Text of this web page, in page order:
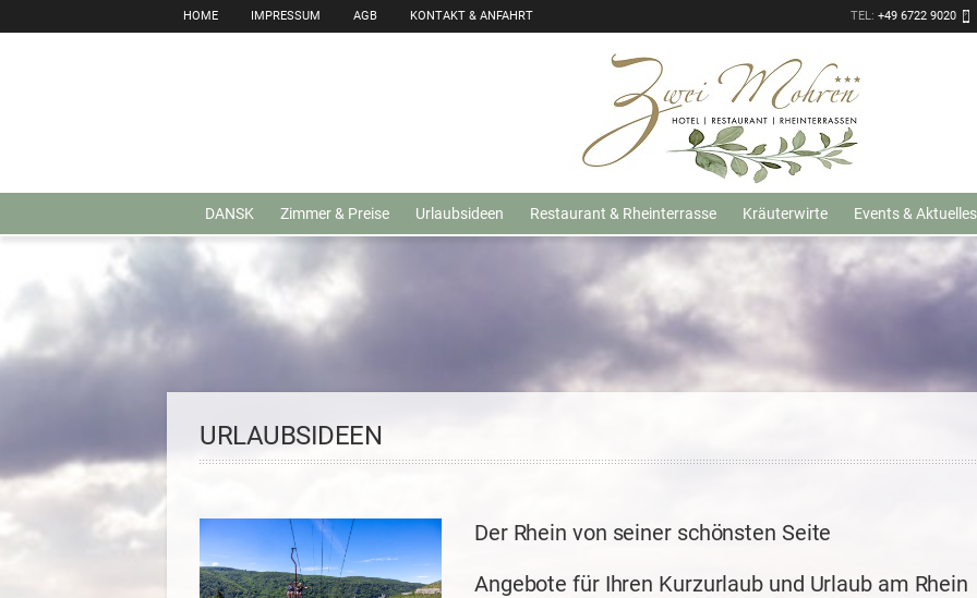
HOME IMPRESSUM AGB KONTAKT & ANFAHRT TEL: +49 6722 9020
DANSK Zimmer & Preise Urlaubsideen Restaurant & Rheinterrasse Kräuterwirte Events & Aktuelles
URLAUBSIDEEN
Der Rhein von seiner schönsten Seite
Angebote für Ihren Kurzurlaub und Urlaub am Rhein